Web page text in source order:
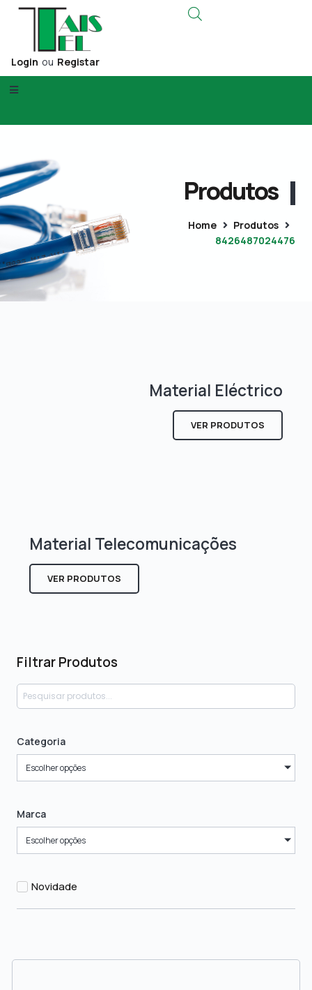
Login ou Registar
Produtos
Home
Produtos
8426487024476
Filtrar Produtos
Categoria
Escolher opções
Marca
Escolher opções
Novidade
Material Eléctrico
VER PRODUTOS
Material Telecomunicações
VER PRODUTOS